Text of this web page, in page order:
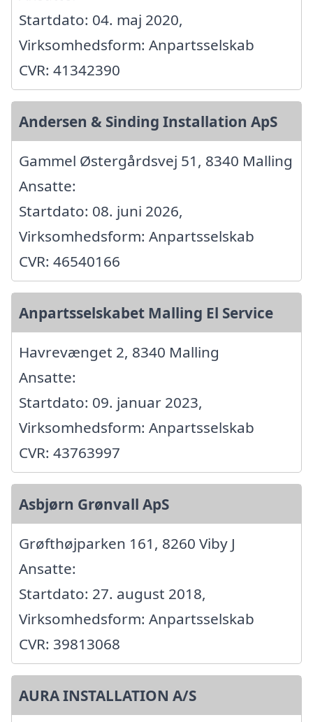
Startdato: 04. maj 2020,
Virksomhedsform: Anpartsselskab
CVR: 41342390
Andersen & Sinding Installation ApS
Gammel Østergårdsvej 51, 8340 Malling
Ansatte:
Startdato: 08. juni 2026,
Virksomhedsform: Anpartsselskab
CVR: 46540166
Anpartsselskabet Malling El Service
Havrevænget 2, 8340 Malling
Ansatte:
Startdato: 09. januar 2023,
Virksomhedsform: Anpartsselskab
CVR: 43763997
Asbjørn Grønvall ApS
Grøfthøjparken 161, 8260 Viby J
Ansatte:
Startdato: 27. august 2018,
Virksomhedsform: Anpartsselskab
CVR: 39813068
AURA INSTALLATION A/S